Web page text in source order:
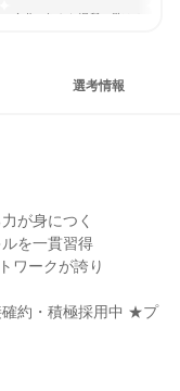
自分の好きな場所で働ける
選考情報
が身につく
を一貫習得
ワークが誇り
約・積極採用中 ★プ